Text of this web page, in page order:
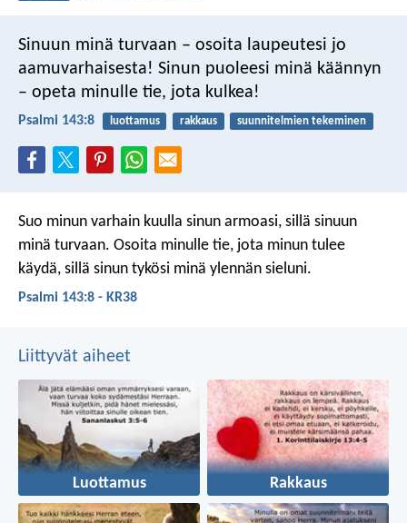
Sinuun minä turvaan – osoita laupeutesi jo
aamuvarhaisesta! Sinun puoleesi minä käännyn
– opeta minulle tie, jota kulkea!
Psalmi 143:8 luottamus rakkaus suunnitelmien tekeminen
Suo minun varhain kuulla sinun armoasi, sillä sinuun
minä turvaan. Osoita minulle tie, jota minun tulee
käydä, sillä sinun tykösi minä ylennän sieluni.
Psalmi 143:8 - KR38
Liittyvät aiheet
Luottamus Rakkaus